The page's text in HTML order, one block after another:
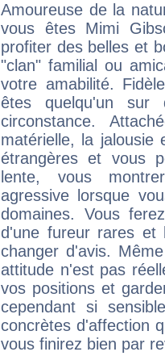
Amoureuse de la
vous êtes Mimi
profiter des belles et
"clan" familial ou
votre amabilité.
êtes quelqu'un
circonstance.
matérielle, la jalousie
étrangères et vous
lente, vous
agressive lorsque
domaines. Vous
d'une fureur rares et
changer d'avis.
attitude n'est pas
vos positions et
cependant si
concrètes d'affection
vous finirez bien par